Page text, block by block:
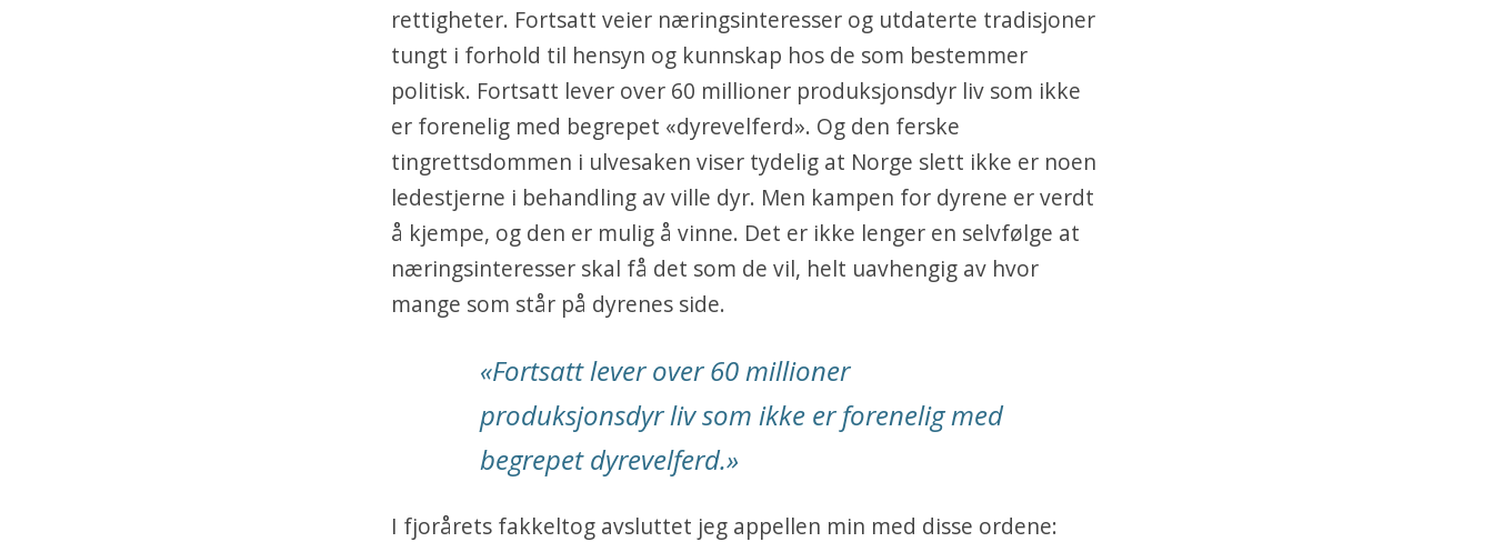
rettigheter. Fortsatt veier næringsinteresser og utdaterte tradisjoner
tungt i forhold til hensyn og kunnskap hos de som bestemmer
politisk. Fortsatt lever over 60 millioner produksjonsdyr liv som ikke
er forenelig med begrepet «dyrevelferd». Og den ferske
tingrettsdommen i ulvesaken viser tydelig at Norge slett ikke er noen
ledestjerne i behandling av ville dyr. Men kampen for dyrene er verdt
å kjempe, og den er mulig å vinne. Det er ikke lenger en selvfølge at
næringsinteresser skal få det som de vil, helt uavhengig av hvor
mange som står på dyrenes side.
«Fortsatt lever over 60 millioner
produksjonsdyr liv som ikke er forenelig med
begrepet dyrevelferd.»
I fjorårets fakkeltog avsluttet jeg appellen min med disse ordene: